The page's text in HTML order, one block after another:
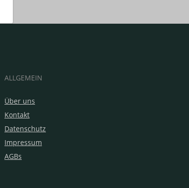
ALLGEMEIN
Über uns
Kontakt
Datenschutz
Impressum
AGBs